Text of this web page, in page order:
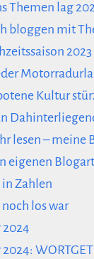
Themen lag
bloggen mit
Kultur
lesen – meine
eigenen
in Zahlen
noch los war